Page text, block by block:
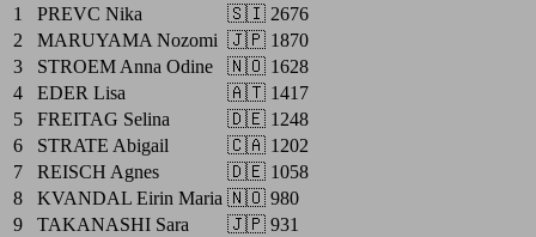
1 PREVC Nika 🇸🇮 2676
2
MARUYAMA Nozomi 🇯🇵 1870
3
STROEM Anna Odine 🇳🇴 1628
4
EDER Lisa 🇦🇹 1417
5
FREITAG Selina 🇩🇪 1248
6
STRATE Abigail 🇨🇦 1202
7
REISCH Agnes 🇩🇪 1058
8
KVANDAL Eirin Maria 🇳🇴 980
9
TAKANASHI Sara 🇯🇵 931